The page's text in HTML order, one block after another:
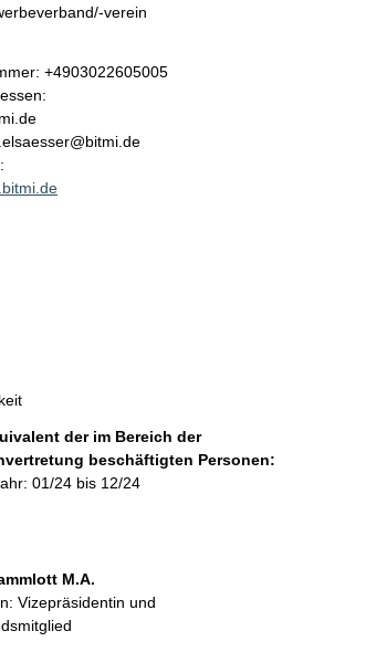
verein
+4903022605005
der im Bereich der
beschäftigten Personen:
01/24 bis 12/24
M.A.
Vizepräsidentin und